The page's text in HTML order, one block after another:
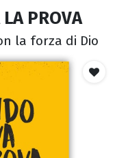
PROVA
la forza di Dio